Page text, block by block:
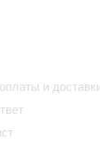
и